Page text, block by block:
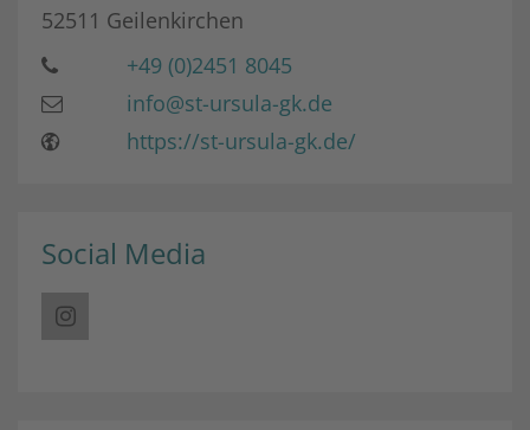
52511 Geilenkirchen
+49 (0)2451 8045
info@st-ursula-gk.de
https://st-ursula-gk.de/
Social Media